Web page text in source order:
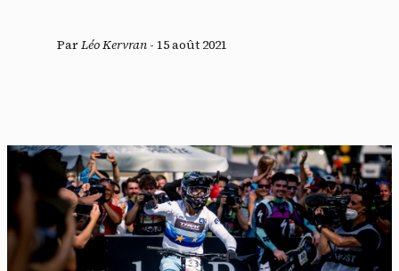
ParLéo Kervran - 15 août 2021